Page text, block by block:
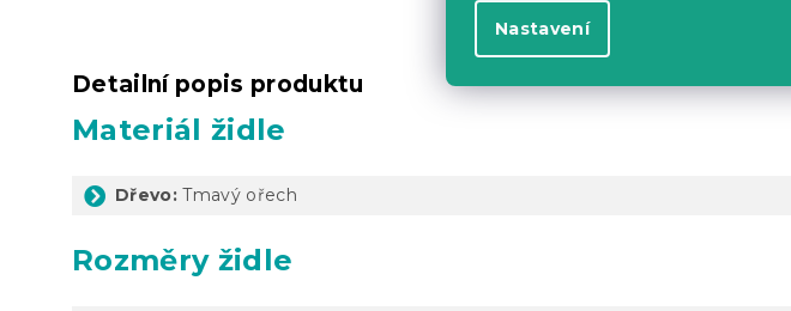
Nastavení
Detailní popis produktu
Materiál židle
Dřevo: Tmavý ořech
Rozměry židle